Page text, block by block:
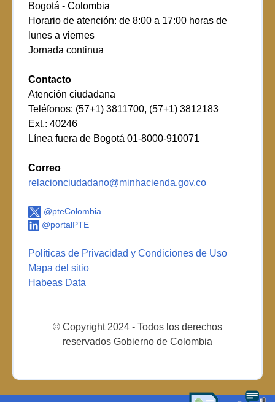
Bogotá - Colombia
Horario de atención: de 8:00 a 17:00 horas de
lunes a viernes
Jornada continua
Contacto
Atención ciudadana
Teléfonos: (57+1) 3811700, (57+1) 3812183
Ext.: 40246
Línea fuera de Bogotá 01-8000-910071
Correo
relacionciudadano@minhacienda.gov.co
@pteColombia
@portalPTE
Políticas de Privacidad y Condiciones de Uso
Mapa del sitio
Habeas Data
© Copyright 2024 - Todos los derechos
reservados Gobierno de Colombia